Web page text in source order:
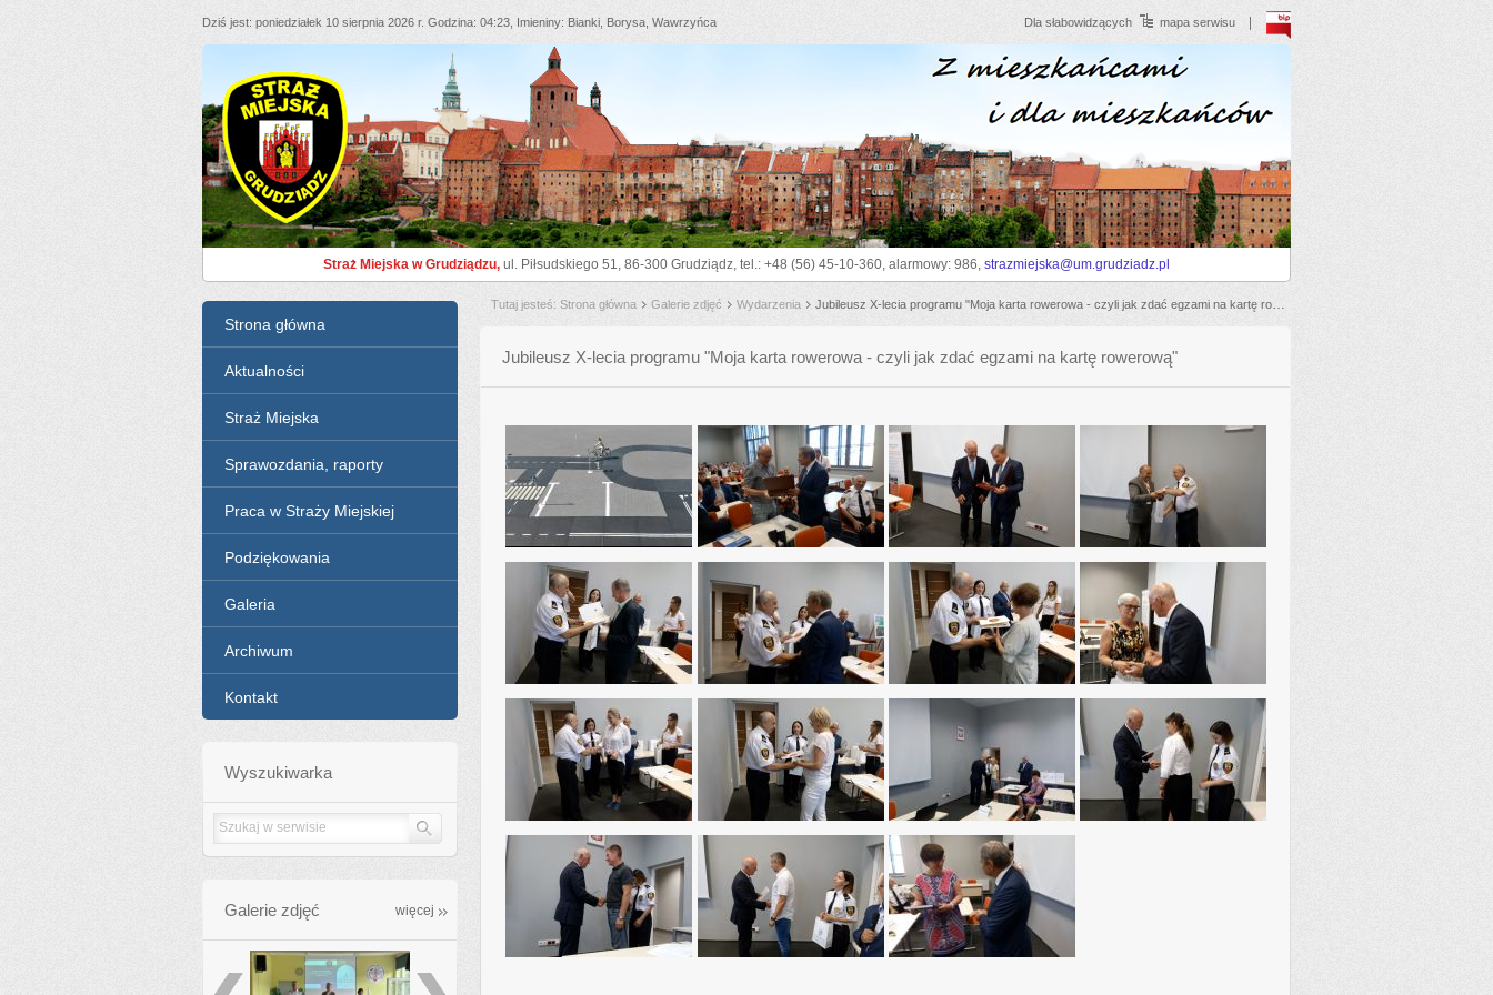
Dziś jest poniedziałek 10 sierpnia 2026 r. Godzina 04:23 Imieniny Bianki, Borysa, Wawrzyńca Dla słabowidzących mapa serwisu
Straż Miejska Grudziądz
Straż Miejska w Grudziądzu, ul. Piłsudskiego 51, 86-300 Grudziądz, tel.: +48 (56) 45-10-360, alarmowy: 986, strazmiejska@um.grudziadz.pl
Tutaj jesteś Strona główna Galerie zdjęć Wydarzenia Jubileusz X-lecia programu "Moja karta rowerowa - czyli jak zdać egzami na kartę rowerową"
Menu
Strona główna
Aktualności
Straż Miejska
Sprawozdania, raporty
Praca w Straży Miejskiej
Podziękowania
Galeria
Archiwum
Kontakt
Wyszukiwarka
Galerie zdjęć więcej galleries_more
poprzednie
Jubileusz X-lecia programu "Moja karta rowerowa - czyli jak zdać egzami na kartę rowerową"